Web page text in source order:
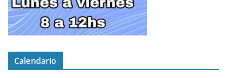
Calendario